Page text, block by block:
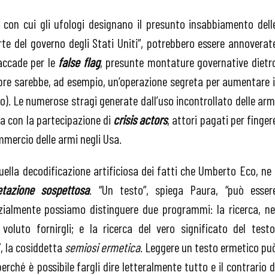
con cui gli ufologi designano il presunto insabbiamento
del governo degli Stati Uniti”, potrebbero essere
per le false flag, presunte montature governative
sarebbe, ad esempio, un’operazione segreta per aumentare
Le numerose stragi generate dall’uso incontrollato delle
con la partecipazione di crisis actors, attori pagati per
delle armi negli Usa.
decodificazione artificiosa dei fatti che Umberto Eco, ne
sospettosa. “Un testo”, spiega Paura, “può
possiamo distinguere due programmi: la ricerca,
fornirgli; e la ricerca del vero significato del
la cosiddetta semiosi ermetica. Leggere un testo ermetico
è possibile fargli dire letteralmente tutto e il contrario